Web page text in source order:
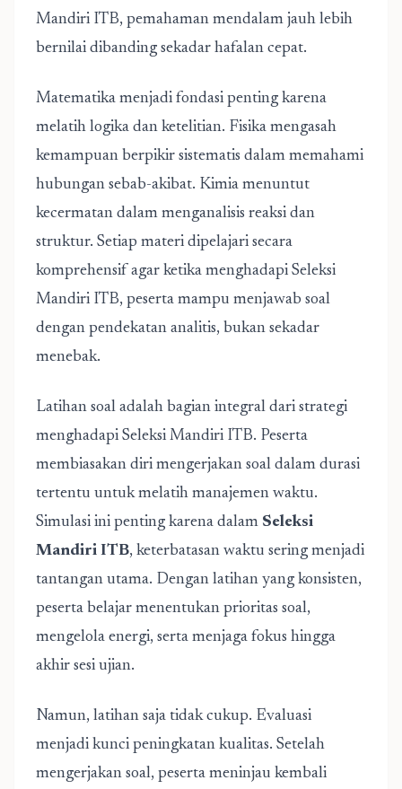
Mandiri ITB, pemahaman mendalam jauh lebih
bernilai dibanding sekadar hafalan cepat.
Matematika menjadi fondasi penting karena
melatih logika dan ketelitian. Fisika mengasah
kemampuan berpikir sistematis dalam memahami
hubungan sebab-akibat. Kimia menuntut
kecermatan dalam menganalisis reaksi dan
struktur. Setiap materi dipelajari secara
komprehensif agar ketika menghadapi Seleksi
Mandiri ITB, peserta mampu menjawab soal
dengan pendekatan analitis, bukan sekadar
menebak.
Latihan soal adalah bagian integral dari strategi
menghadapi Seleksi Mandiri ITB. Peserta
membiasakan diri mengerjakan soal dalam durasi
tertentu untuk melatih manajemen waktu.
Simulasi ini penting karena dalam Seleksi
Mandiri ITB, keterbatasan waktu sering menjadi
tantangan utama. Dengan latihan yang konsisten,
peserta belajar menentukan prioritas soal,
mengelola energi, serta menjaga fokus hingga
akhir sesi ujian.
Namun, latihan saja tidak cukup. Evaluasi
menjadi kunci peningkatan kualitas. Setelah
mengerjakan soal, peserta meninjau kembali